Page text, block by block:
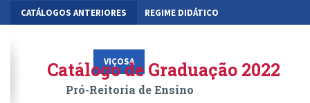
CATÁLOGOS ANTERIORES REGIME DIDÁTICO
VIÇOSA RIO PARANAÍBA FLORESTAL
Catálogo de Graduação 2022
Pró-Reitoria de Ensino